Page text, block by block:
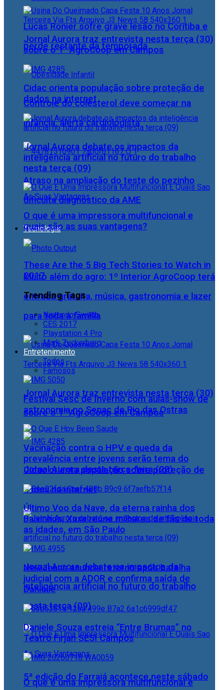
Lucas Ronier sofre grave lesão no Coritiba e
perde restante da temporada
Controle do colesterol deve começar na
infância, alerta cardiologista
Atraso na ampliação do teste do pezinho
dificulta diagnóstico da AME
Tecnologia
Muito além do agro: 1º Interior AgroCoop terá
entrada gratuita, música, gastronomia e lazer
para toda a família
Jornal Aurora traz entrevista nesta terça (30)
sobre o 1° AgroCoop em Campos
Cidac orienta população sobre proteção de
dados na internet
Jornal Aurora debate os impactos da
inteligência artificial no futuro do trabalho
nesta terça (09)
O que é uma impressora multifuncional e
Jornal Aurora traz entrevista nesta terça (30)
sobre o 1° AgroCoop em Campos
Cidac orienta população sobre proteção de
dados na internet
Jornal Aurora debate os impactos da
inteligência artificial no futuro do trabalho
nesta terça (09)
O que é uma impressora multifuncional e
quais são as suas vantagens?
These Are the 5 Big Tech Stories to Watch in
2017
Trending Tags
Nintendo Switch
CES 2017
Playstation 4 Pro
Mark Zuckerberg
Entretenimento
Todos
Famosos
Festival Sesc de Inverno com aulas-show de
astronomia no Senac de Rio das Ostras
Vacinação contra o HPV e queda da
prevalência entre jovens serão tema do
Jornal Aurora desta terça-feira (28)
Último Voo da Nave, da eterna rainha dos
Baixinhos, Xuxa reúne milhares de fãs de toda
as idades, em São Paulo
NewJeans anuncia retorno após batalha
judicial com a ADOR e confirma saída de
Danielle
Daniele Souza estreia “Entre Brumas” no
Teatro Firjan SESI Campos
5ª edição do Farraiá acontece neste sábado